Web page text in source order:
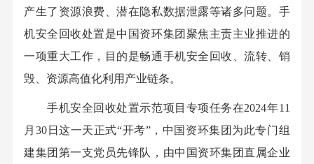
产生了资源浪费、潜在隐私数据泄露等诸多问题。手
机安全回收处置是中国资环集团聚焦主责主业推进的
一项重大工作，目的是畅通手机安全回收、流转、销
毁、资源高值化利用产业链条。
手机安全回收处置示范项目专项任务在2024年11
月30日这一天正式“开考”，中国资环集团为此专门组
建集团第一支党员先锋队，由中国资环集团直属企业